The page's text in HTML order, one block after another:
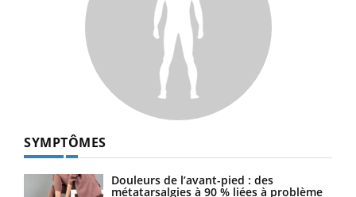
SYMPTÔMES
Douleurs de l’avant-pied : des
métatarsalgies à 90 % liées à problème